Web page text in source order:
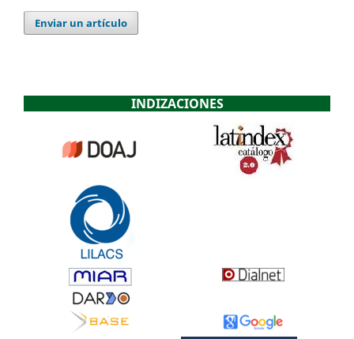
Enviar un artículo
INDIZACIONES